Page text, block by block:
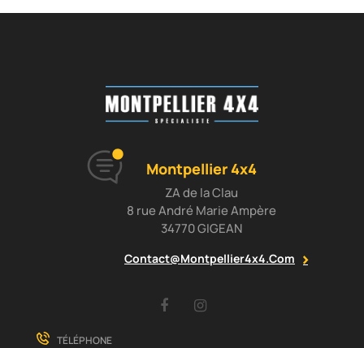
Montpellier 4x4
ZA de la Clau
8 rue André Marie Ampère
34770 GIGEAN
Contact@montpellier4x4.com
Facebook
TÉLÉPHONE